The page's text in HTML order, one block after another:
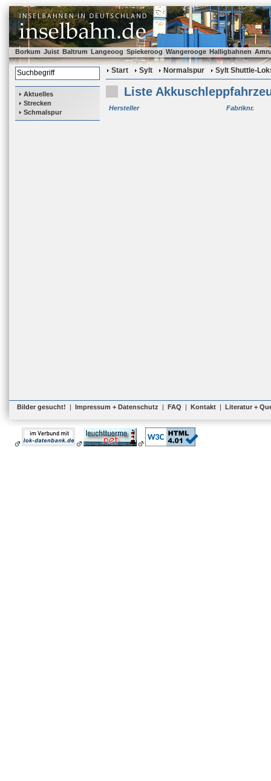
Borkum Juist Baltrum Langeoog Spiekeroog Wangerooge Halligbahnen
Aktuelles
Strecken
Schmalspur
Start Sylt Normalspur Sylt Shuttle-
Liste
Hersteller Fabriknr.
Bilder gesucht! | Impressum + Datenschutz | FAQ | Kontakt | Literatur +